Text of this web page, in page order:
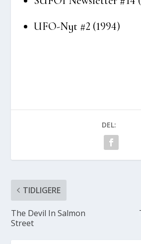
UFO-Nyt #2 (1994)
DEL:
TIDLIGERE
The Devil In Sal­mon
Stre­et